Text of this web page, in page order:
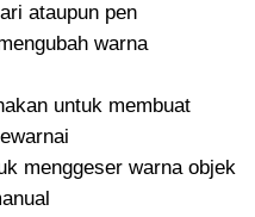
ataupun pen
warna
untuk membuat
menggeser warna objek